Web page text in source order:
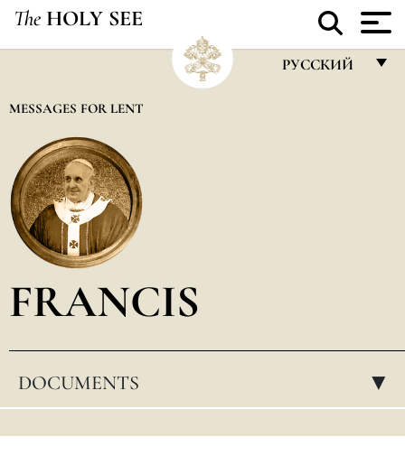
The HOLY SEE
РУССКИЙ
العربيّة
MESSAGES FOR LENT
FRANCIS
DOCUMENTS ▸